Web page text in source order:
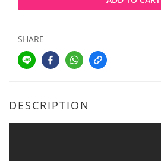
SHARE
DESCRIPTION